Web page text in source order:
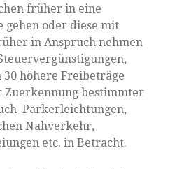
früher in eine
gehen oder diese mit
in Anspruch nehmen
30 höhere Freibeträge
Zuerkennung bestimmter
Parkerleichtungen,
Nahverkehr,
etc. in Betracht.